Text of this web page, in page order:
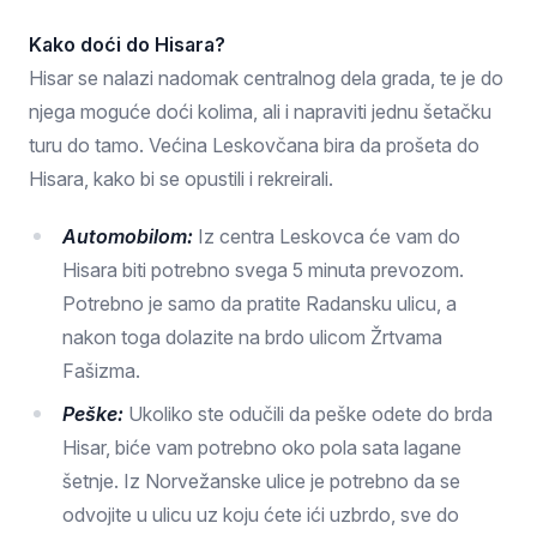
Kako doći do Hisara?
Hisar se nalazi nadomak centralnog dela grada, te je do
njega moguće doći kolima, ali i napraviti jednu šetačku
turu do tamo. Većina Leskovčana bira da prošeta do
Hisara, kako bi se opustili i rekreirali.
Automobilom: Iz centra Leskovca će vam do
Hisara biti potrebno svega 5 minuta prevozom.
Potrebno je samo da pratite Radansku ulicu, a
nakon toga dolazite na brdo ulicom Žrtvama
Fašizma.
Peške: Ukoliko ste odučili da peške odete do brda
Hisar, biće vam potrebno oko pola sata lagane
šetnje. Iz Norvežanske ulice je potrebno da se
odvojite u ulicu uz koju ćete ići uzbrdo, sve do